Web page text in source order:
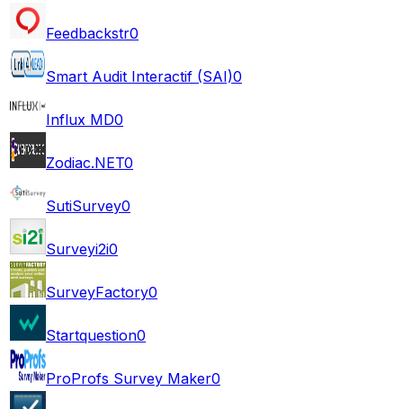
Feedbackstr0
Smart Audit Interactif (SAI)0
Influx MD0
Zodiac.NET0
SutiSurvey0
Surveyi2i0
SurveyFactory0
Startquestion0
ProProfs Survey Maker0